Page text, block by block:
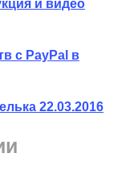
и видео
с PayPal в
22.03.2016